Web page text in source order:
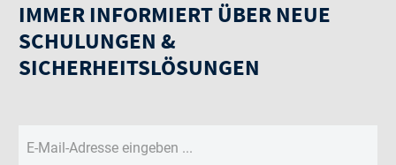
IMMER INFORMIERT ÜBER NEUE
SCHULUNGEN &
SICHERHEITSLÖSUNGEN